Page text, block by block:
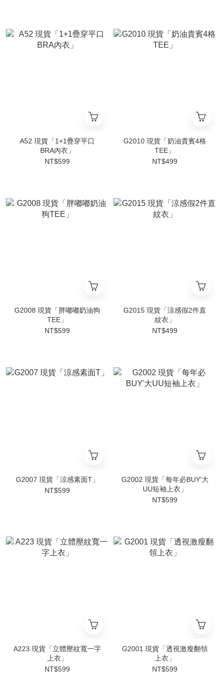
A52 現貨「1+1疊穿平口
BRA內衣」
NT$599
G2010 現貨「奶油貴賓4格
TEE」
NT$499
G2008 現貨「胖嘟嘟奶油狗
TEE」
NT$599
G2015 現貨「涼感假2件直
紋衣」
NT$499
G2007 現貨「涼感素面T」
NT$599
G2002 現貨「每年必BUY'大
UU短袖上衣」
NT$599
A223 現貨「立體壓紋寬一字
上衣」
NT$599
G2001 現貨「透視激瘦翻領
上衣」
NT$599